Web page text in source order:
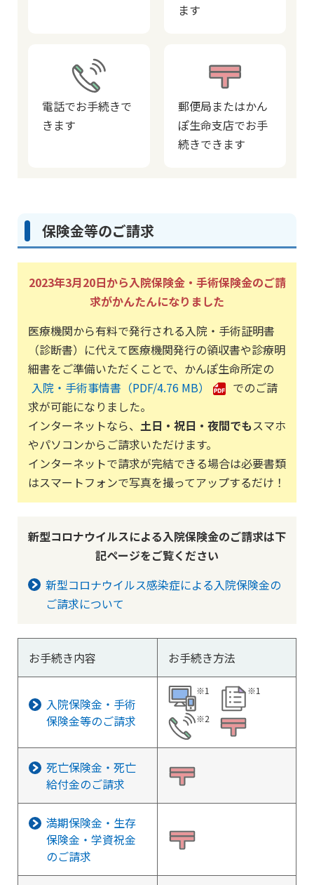
ます
電話でお手続きで
きます
郵便局またはかん
ぽ生命支店でお手
続きできます
保険金等のご請求
2023年3月20日から入院保険金・手術保険金のご請
求がかんたんになりました
医療機関から有料で発行される入院・手術証明書
（診断書）に代えて医療機関発行の領収書や診療明
細書をご準備いただくことで、かんぽ生命所定の
入院・手術事情書
4.76 MB
でのご請
求が可能になりました。
インターネットなら、 土日・祝日・夜間でもスマホ
やパソコンからご請求いただけます。
インターネットで請求が完結できる場合は必要書類
はスマートフォンで写真を撮ってアップするだけ！
新型コロナウイルスによる入院保険金のご請求は下
記ページをご覧ください
新型コロナウイルス感染症による入院保険金の
ご請求について
お手続き内容 お手続き方法
入院保険金・手術
保険金等のご請求
※1 ※1
※2
死亡保険金・死亡
給付金のご請求
満期保険金・生存
保険金・学資祝金
のご請求